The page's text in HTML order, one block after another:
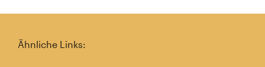
Ähnliche Links: